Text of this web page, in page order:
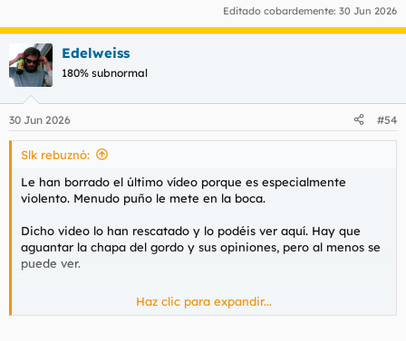
Editado cobardemente: 30 Jun 2026
Edelweiss
180% subnormal
30 Jun 2026 #54
Slk rebuznó:
Le han borrado el último vídeo porque es especialmente
violento. Menudo puño le mete en la boca.
Dicho video lo han rescatado y lo podéis ver aquí. Hay que
aguantar la chapa del gordo y sus opiniones, pero al menos se
puede ver.
Haz clic para expandir...